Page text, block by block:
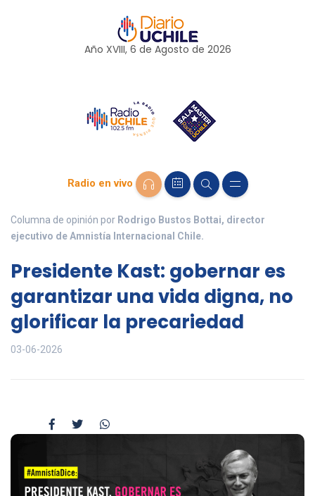
Año XVIII, 6 de Agosto de 2026
Radio en vivo
Columna de opinión por Rodrigo Bustos Bottai, director
ejecutivo de Amnistía Internacional Chile.
Presidente Kast: gobernar es
garantizar una vida digna, no
glorificar la precariedad
03-06-2026